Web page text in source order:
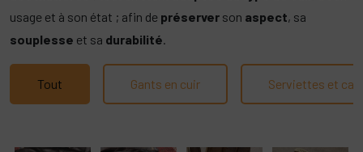
usage et à son état ; afin de préserver son aspect, sa
souplesse et sa durabilité
Tout Gants en cuir Serviettes et